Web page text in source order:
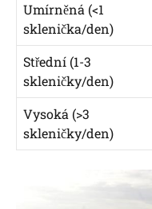
Umírněná (<1
sklenička/den)
Střední (1-3
skleničky/den)
Vysoká (>3
skleničky/den)